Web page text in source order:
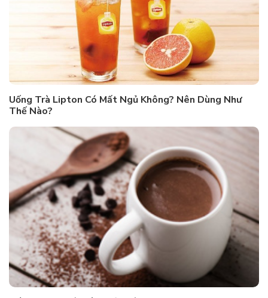
Uống Trà Lipton Có Mất Ngủ Không? Nên Dùng Như
Thế Nào?